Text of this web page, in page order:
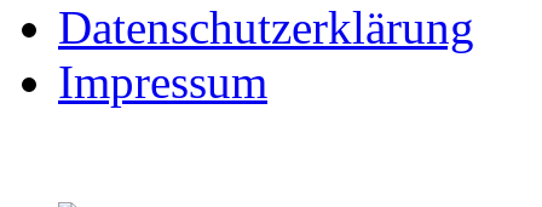
Datenschutzerklärung
Impressum